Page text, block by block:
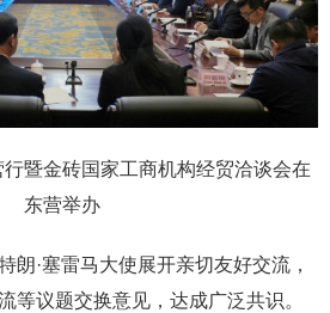
暨金砖国家工商机构经贸洽谈会在
东营举办
朗·塞雷马大使展开亲切友好交流，
等议题交换意见，达成广泛共识。